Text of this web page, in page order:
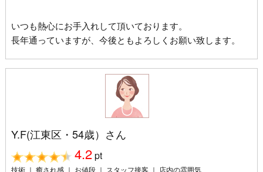
いつも熱心にお手入れして頂いております。
長年通っていますが、今後ともよろしくお願い致します。
Y.F(江東区・54歳）さん
4.2pt
技術 ｜ 癒され感 ｜ お値段 ｜ スタッフ接客 ｜ 店内の雰囲気